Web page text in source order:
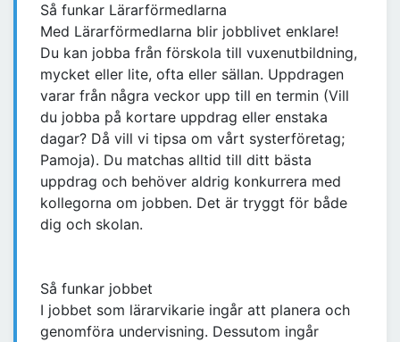
Så funkar Lärarförmedlarna
Med Lärarförmedlarna blir jobblivet enklare!
Du kan jobba från förskola till vuxenutbildning,
mycket eller lite, ofta eller sällan. Uppdragen
varar från några veckor upp till en termin (Vill
du jobba på kortare uppdrag eller enstaka
dagar? Då vill vi tipsa om vårt systerföretag;
Pamoja). Du matchas alltid till ditt bästa
uppdrag och behöver aldrig konkurrera med
kollegorna om jobben. Det är tryggt för både
dig och skolan.
Så funkar jobbet
I jobbet som lärarvikarie ingår att planera och
genomföra undervisning. Dessutom ingår